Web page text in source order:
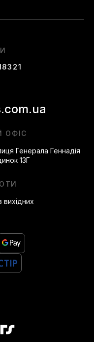
ОФІС
Генерала Геннадія
13Г
вихідних